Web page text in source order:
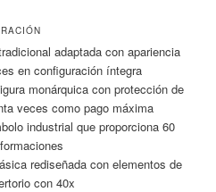
adaptada con apariencia
en configuración íntegra
monárquica con protección de
veces como pago máxima
industrial que proporciona 60
rediseñada con elementos de
con 40x